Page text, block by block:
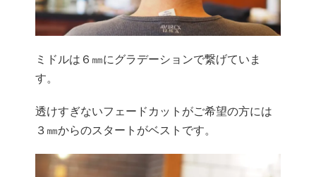
ミドルは６㎜にグラデーションで繋げていま
す。
透けすぎないフェードカットがご希望の方には
３㎜からのスタートがベストです。